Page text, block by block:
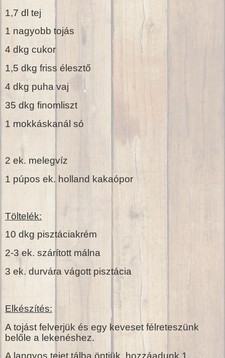
1,7 dl tej
1 nagyobb tojás
4 dkg cukor
1,5 dkg friss élesztő
4 dkg puha vaj
35 dkg finomliszt
1 mokkáskanál só
2 ek. melegvíz
1 púpos ek. holland kakaópor
Töltelék:
10 dkg pisztáciakrém
2-3 ek. szárított málna
3 ek. durvára vágott pisztácia
Elkészítés:
A tojást felverjük és egy keveset félreteszünk
belőle a lekenéshez.